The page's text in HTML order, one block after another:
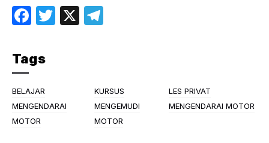
F
c
e
b
o
o
T
X
a
m
Tags
BELAJAR
MENGENDARAI
MOTOR
KURSUS
MENGEMUDI
MOTOR
LES PRIVAT
MENGENDARAI MOTOR